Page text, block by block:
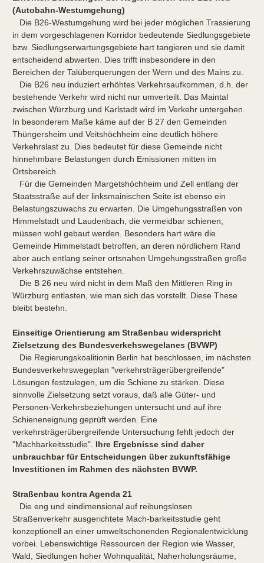
(Autobahn-Westumgehung)
Die B26-Westumgehung wird bei jeder möglichen Trassierung
in dem vorgeschlagenen Korridor bedeutende Siedlungsgebiete
bzw. Siedlungserwartungsgebiete hart tangieren und sie damit
entscheidend abwerten. Dies trifft insbesondere in den
Bereichen der Talüberquerungen der Wern und des Mains zu.
Die B26 neu induziert erhöhtes Verkehrsaufkommen, d.h. der
bestehende Verkehr wird nicht nur umverteilt. Das Maintal
zwischen Würzburg und Karlstadt wird im Verkehr untergehen.
In besonderem Maße käme auf der B 27 den Gemeinden
Thüngersheim und Veitshöchheim eine deutlich höhere
Verkehrslast zu. Dies bedeutet für diese Gemeinde nicht
hinnehmbare Belastungen durch Emissionen mitten im
Ortsbereich.
Für die Gemeinden Margetshöchheim und Zell entlang der
Staatsstraße auf der linksmainischen Seite ist ebenso ein
Belastungszuwachs zu erwarten. Die Umgehungsstraßen von
Himmelstadt und Laudenbach, die vermeidbar schienen,
müssen wohl gebaut werden. Besonders hart wäre die
Gemeinde Himmelstadt betroffen, an deren nördlichem Rand
aber auch entlang seiner ortsnahen Umgehungsstraßen große
Verkehrszuwächse entstehen.
Die B 26 neu wird nicht in dem Maß den Mittleren Ring in
Würzburg entlasten, wie man sich das vorstellt. Diese These
bleibt bestehn.
Einseitige Orientierung am Straßenbau widerspricht
Zielsetzung des Bundesverkehswegelanes (BVWP)
Die Regierungskoalitionin Berlin hat beschlossen, im nächsten
Bundesverkehrswegeplan "verkehrsträgerübergreifende"
Lösungen festzulegen, um die Schiene zu stärken. Diese
sinnvolle Zielsetzung setzt voraus, daß alle Güter- und
Personen-Verkehrsbeziehungen untersucht und auf ihre
Schieneneignung geprüft werden. Eine
verkehrsträgerübergreifende Untersuchung fehlt jedoch der
"Machbarkeitsstudie". Ihre Ergebnisse sind daher
unbrauchbar für Entscheidungen über zukunftsfähige
Investitionen im Rahmen des nächsten BVWP.
Straßenbau kontra Agenda 21
Die eng und eindimensional auf reibungslosen
Straßenverkehr ausgerichtete Mach-barkeitsstudie geht
konzeptionell an einer umweltschonenden Regionalentwicklung
vorbei. Lebenswichtige Ressourcen der Region wie Wasser,
Wald, Siedlungen hoher Wohnqualität, Naherholungsräume,